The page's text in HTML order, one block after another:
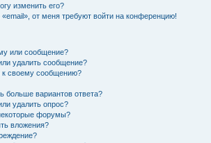
изменить его?
от меня требуют войти на конференцию!
или сообщение?
удалить сообщение?
к своему сообщению?
больше вариантов ответа?
удалить опрос?
форумы?
вложения?